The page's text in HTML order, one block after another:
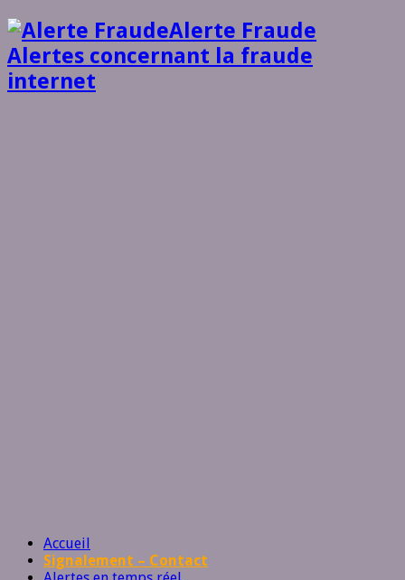
Alerte Fraude
Alertes concernant la fraude
internet
Accueil
Signalement – Contact